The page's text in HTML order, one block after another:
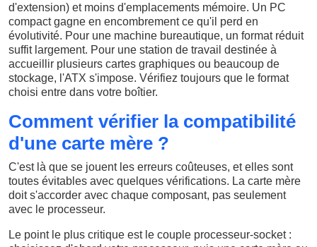
d'extension) et moins d'emplacements mémoire. Un PC
compact gagne en encombrement ce qu'il perd en
évolutivité. Pour une machine bureautique, un format réduit
suffit largement. Pour une station de travail destinée à
accueillir plusieurs cartes graphiques ou beaucoup de
stockage, l'ATX s'impose. Vérifiez toujours que le format
choisi entre dans votre boîtier.
Comment vérifier la compatibilité
d'une carte mère ?
C'est là que se jouent les erreurs coûteuses, et elles sont
toutes évitables avec quelques vérifications. La carte mère
doit s'accorder avec chaque composant, pas seulement
avec le processeur.
Le point le plus critique est le couple processeur-socket :